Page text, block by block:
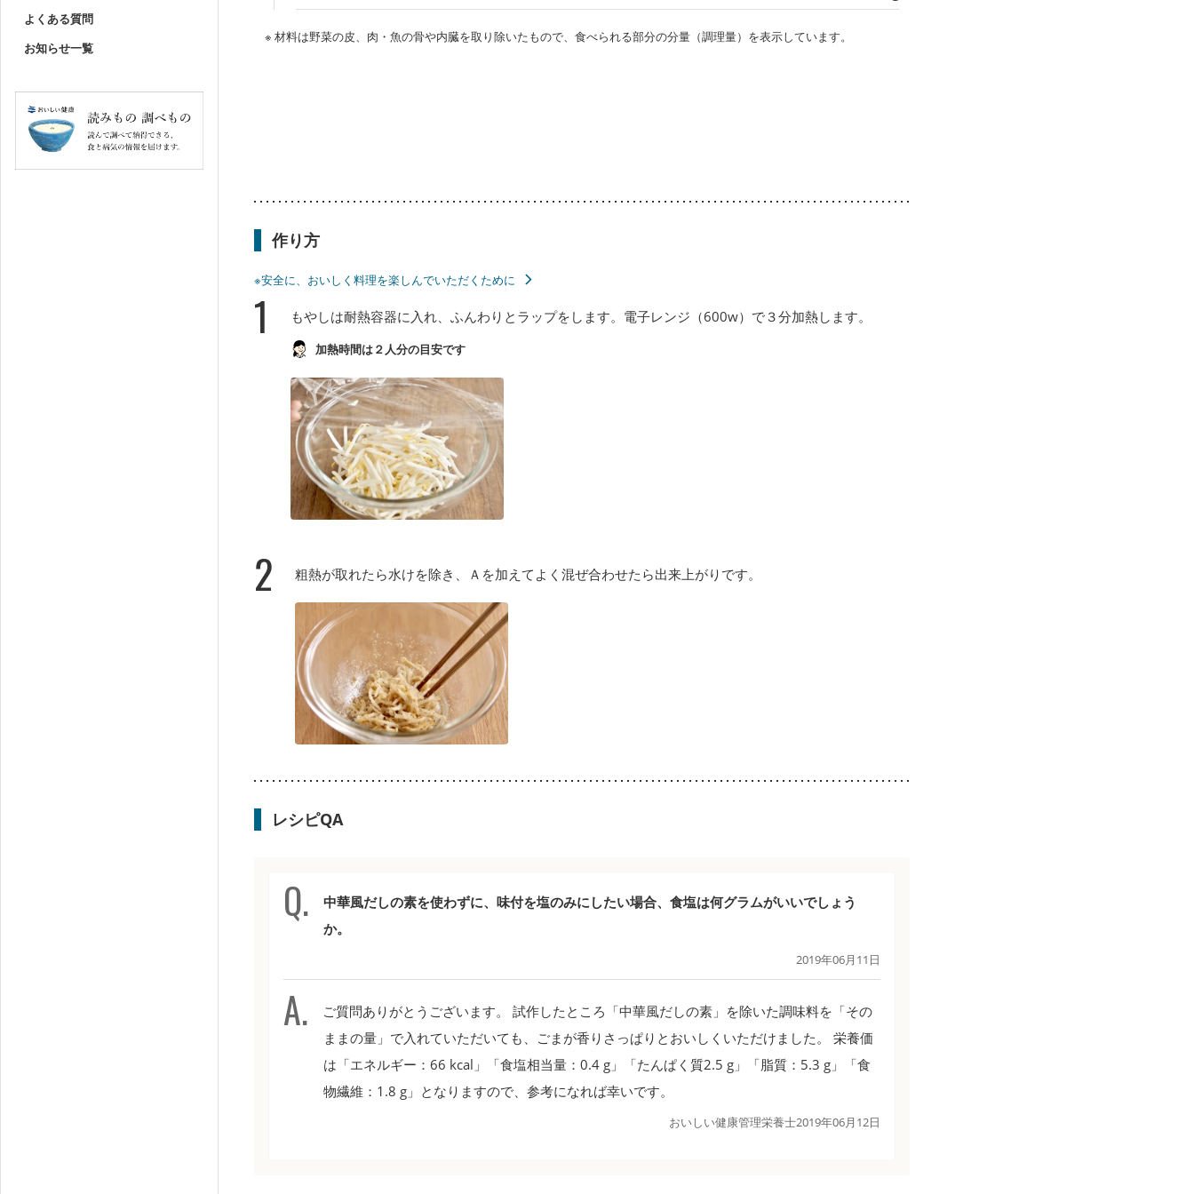
よくある質問
お知らせ一覧
※ 材料は野菜の皮、肉・魚の骨や内臓を取り除いたもので、食べられる部分の分量（調理量）を表示しています。
作り方
※安全に、おいしく料理を楽しんでいただくために
1 もやしは耐熱容器に入れ、ふんわりとラップをします。電子レンジ（600w）で３分加熱します。
加熱時間は２人分の目安です
2 粗熱が取れたら水けを除き、Ａを加えてよく混ぜ合わせたら出来上がりです。
レシピQA
中華風だしの素を使わずに、味付を塩のみにしたい場合、食塩は何グラムがいいでしょう
か。
2019年06月11日
ご質問ありがとうございます。 試作したところ「中華風だしの素」を除いた調味料を「その
ままの量」で入れていただいても、ごまが香りさっぱりとおいしくいただけました。 栄養価
は「エネルギー：66 kcal」「食塩相当量：0.4 g」「たんぱく質2.5 g」「脂質：5.3 g」「食
物繊維：1.8 g」となりますので、参考になれば幸いです。
おいしい健康管理栄養士2019年06月12日